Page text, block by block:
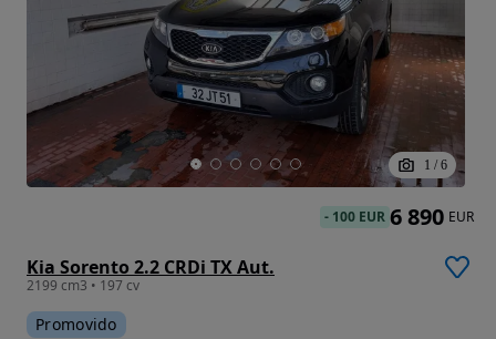
1 / 6
Kia Sorento 2.2 CRDi TX Aut.
2199 cm3 • 197 cv
Promovido
- 100 EUR 6 890 EUR